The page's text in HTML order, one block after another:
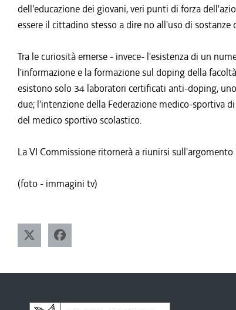
dell'educazione dei giovani, veri punti di forza
essere il cittadino stesso a dire no all'uso di
Tra le curiosità emerse - invece- l'esistenza di un
l'informazione e la formazione sul doping della
esistono solo 34 laboratori certificati anti-doping,
due; l'intenzione della Federazione medico-sportiva
del medico sportivo scolastico.
La VI Commissione ritornerà a riunirsi
(foto - immagini tv)